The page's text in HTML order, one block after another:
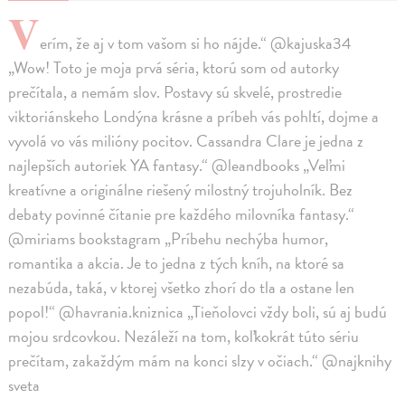
Verím, že aj v tom vašom si ho nájde.“ @kajuska34
„Wow! Toto je moja prvá séria, ktorú som od autorky
prečítala, a nemám slov. Postavy sú skvelé, prostredie
viktoriánskeho Londýna krásne a príbeh vás pohltí, dojme a
vyvolá vo vás milióny pocitov. Cassandra Clare je jedna z
najlepších autoriek YA fantasy.“ @leandbooks „Veľmi
kreatívne a originálne riešený milostný trojuholník. Bez
debaty povinné čítanie pre každého milovníka fantasy.“
@miriams bookstagram „Príbehu nechýba humor,
romantika a akcia. Je to jedna z tých kníh, na ktoré sa
nezabúda, taká, v ktorej všetko zhorí do tla a ostane len
popol!“ @havrania.kniznica „Tieňolovci vždy boli, sú aj budú
mojou srdcovkou. Nezáleží na tom, koľkokrát túto sériu
prečítam, zakaždým mám na konci slzy v očiach.“ @najknihy
sveta